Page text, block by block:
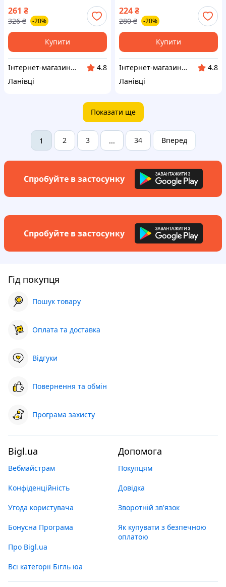
двосторонній. Колір тауп.
Код 1720ш 01-0136
261 ₴
326 ₴ -20%
Купити
Інтернет-магазин "VR-Textil"
4.8
Ланівці
Мішковина". Колір сірий.
Код 288ш 01-0147
224₴
280 ₴ -20%
Купити
Інтернет-магазин "VR-Textil"
4.8
Ланівці
Показати ще
1 2 3 ... 34 Вперед
Спробуйте в застосунку
Спробуйте в застосунку
Гід покупця
Пошук товару
Оплата та доставка
Відгуки
Повернення та обмін
Програма захисту
Bigl.ua
Вебмайстрам
Конфіденційність
Угода користувача
Бонусна Програма
Про Bigl.ua
Всі категорії Бігль юа
Допомога
Покупцям
Довідка
Зворотній зв'язок
Як купувати з безпечною
оплатою